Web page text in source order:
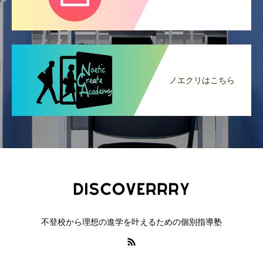
ノエクリはこちら
不登校から理想の進学を叶えるための個別指導塾